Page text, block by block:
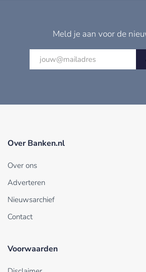
Meld je aan voor de
Over Banken.nl
Over ons
Adverteren
Nieuwsarchief
Contact
Voorwaarden